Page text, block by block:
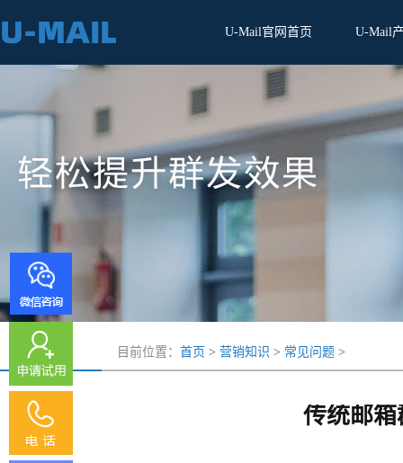
U-Mail官网首页 U-Mail
目前位置： 首页 > 营销知识 > 常见问题 >
传统邮箱